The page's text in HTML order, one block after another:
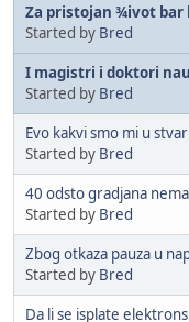
Za pristojan ¾ivot bar
Started by Bred
I magistri i doktori
Started by Bred
Evo kakvi smo mi u
Started by Bred
40 odsto gradjana
Started by Bred
Zbog otkaza pauza u
Started by Bred
Da li se isplate